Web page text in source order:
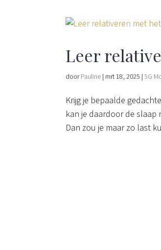
Leer
doorPauline | mrt 18, 2025 |5G
Krijg je bepaalde
kan je daardoor de slaap
Dan zou je maar zo last